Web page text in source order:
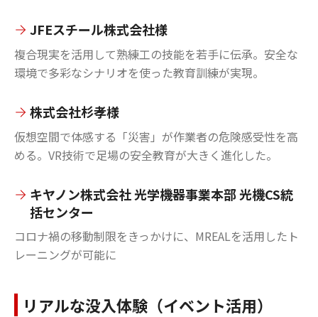
JFEスチール株式会社様
複合現実を活用して熟練工の技能を若手に伝承。安全な
環境で多彩なシナリオを使った教育訓練が実現。
株式会社杉孝様
仮想空間で体感する「災害」が作業者の危険感受性を高
める。VR技術で足場の安全教育が大きく進化した。
キヤノン株式会社 光学機器事業本部 光機CS統
括センター
コロナ禍の移動制限をきっかけに、MREALを活用したト
レーニングが可能に
リアルな没入体験（イベント活用）